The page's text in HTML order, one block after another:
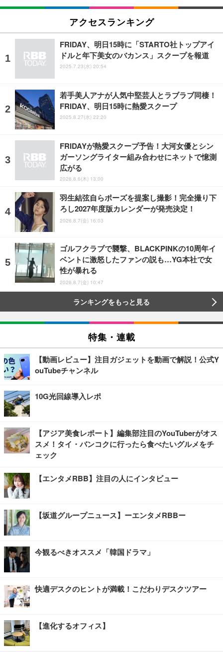
アクセスランキング
FRIDAY、明日15時に「STARTO社トップアイ
ドルと年下美女のバカンス」スクープを報道
2025.7.23(水) 20:54
若手美人アナが人気中堅芸人とラブラブ同棲！
FRIDAY、明日15時に熱愛スクープ
2025.8.27(水) 22:20
FRIDAYが熱愛スクープ予告！大河女優とシン
ガーソングライター組み合わせにネットで憶測
広がる
2026.8.6(木) 13:00
羽生結弦自らポーズを提案し撮影！完全撮り下
ろし2027年度版カレンダーが発売決定！
2026.8.7(金) 16:03
ゴルフクラブで襲撃、BLACKPINKの10周年イ
ベントに激怒したファンの説も…YG本社で女
性が暴れる
2026.8.7(金) 10:47
ランキングをもっと見る
特集・連載
【動画レビュー】注目ガジェットを動画で解説！公式Y
ouTubeチャンネル
10G光回線導入レポ
【アジア美食レポート】編集部注目のYouTuberがオス
スメ！タイ・バンコクに行ったら食べたいグルメをチ
ェック
【エンタメRBB】注目の人にインタビュー
【坂道グループニュース】ーエンタメRBBー
今観るべきオススメ「韓国ドラマ」
快適デスクのヒントが満載！こだわりデスクツアー
【進化するオフィス】